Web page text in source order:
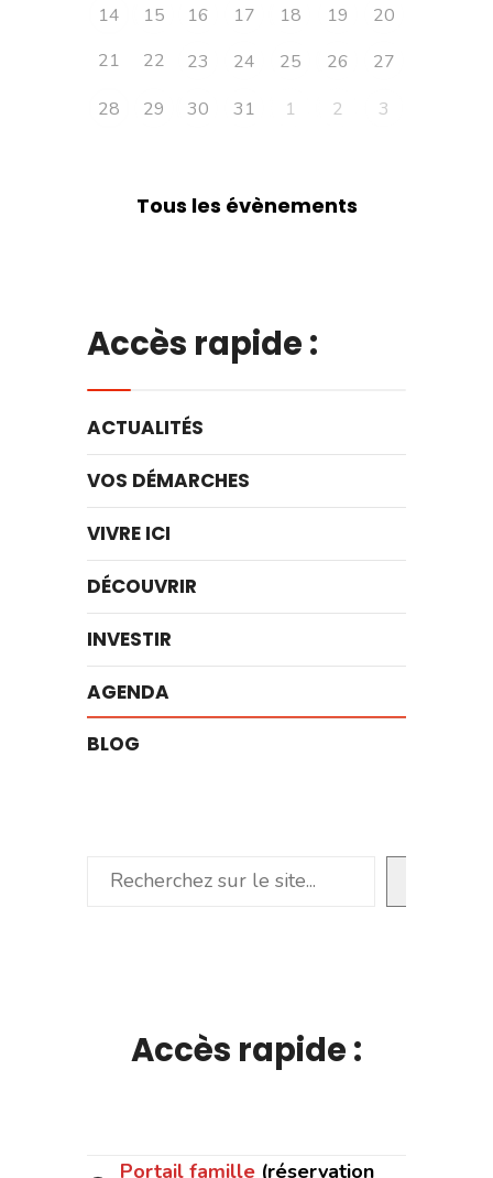
14
15 16 17 18 19
20
21
22 23 24 25 26
27
28
29 30 31 1 2 3
Tous les évènements
Accès rapide :
ACTUALITÉS
VOS DÉMARCHES
VIVRE ICI
DÉCOUVRIR
INVESTIR
AGENDA
BLOG
Rechercher
Accès rapide :
Portail famille (réservation